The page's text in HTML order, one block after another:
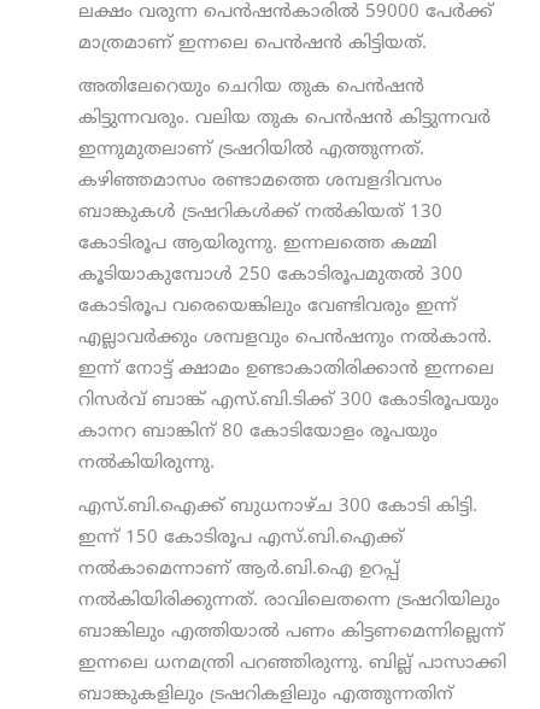
ലക്ഷം വരുന്ന പെന്‍ഷന്‍കാരില്‍ 59000 പേര്‍ക്ക്
മാത്രമാണ് ഇന്നലെ പെന്‍ഷന്‍ കിട്ടിയത്.
അതിലേറെയും ചെറിയ തുക പെന്‍ഷന്‍
കിട്ടുന്നവരും. വലിയ തുക പെന്‍ഷന്‍ കിട്ടുന്നവര്‍
ഇന്നുമുതലാണ് ട്രഷറിയില്‍ എത്തുന്നത്.
കഴിഞ്ഞമാസം രണ്ടാമത്തെ ശമ്പളദിവസം
ബാങ്കുകള്‍ ട്രഷറികള്‍ക്ക് നല്‍കിയത് 130
കോടിരൂപ ആയിരുന്നു. ഇന്നലത്തെ കമ്മി
കൂടിയാകുമ്പോള്‍ 250 കോടിരൂപമുതല്‍ 300
കോടിരൂപ വരെയെങ്കിലും വേണ്ടിവരും ഇന്ന്
എല്ലാവര്‍ക്കും ശമ്പളവും പെന്‍ഷനും നല്‍കാന്‍.
ഇന്ന് നോട്ട് ക്ഷാമം ഉണ്ടാകാതിരിക്കാന്‍ ഇന്നലെ
റിസര്‍വ് ബാങ്ക് എസ്.ബി.ടിക്ക് 300 കോടിരൂപയും
കാനറ ബാങ്കിന് 80 കോടിയോളം രൂപയും
നല്‍കിയിരുന്നു.
എസ്.ബി.ഐക്ക് ബുധനാഴ്ച 300 കോടി കിട്ടി.
ഇന്ന് 150 കോടിരൂപ എസ്.ബി.ഐക്ക്
നല്‍കാമെന്നാണ് ആര്‍.ബി.ഐ ഉറപ്പ്
നല്‍കിയിരിക്കുന്നത്. രാവിലെതന്നെ ട്രഷറിയിലും
ബാങ്കിലും എത്തിയാല്‍ പണം കിട്ടണമെന്നില്ലെന്ന്
ഇന്നലെ ധനമന്ത്രി പറഞ്ഞിരുന്നു. ബില്ല് പാസാക്കി
ബാങ്കുകളിലും ട്രഷറികളിലും എത്തുന്നതിന്